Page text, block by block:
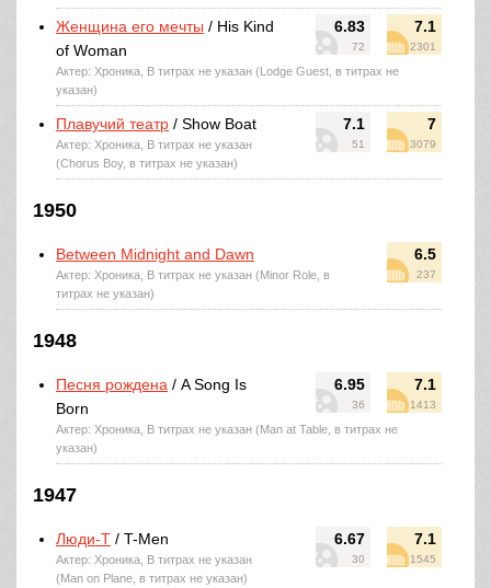
6.83
72
7.1
2301
Женщина его мечты / His Kind
of Woman
Актер: Хроника, В титрах не указан (Lodge Guest, в титрах не
указан)
7.1
51
7
3079
Плавучий театр / Show Boat
Актер: Хроника, В титрах не указан
(Chorus Boy, в титрах не указан)
1950
6.5
237
Between Midnight and Dawn
Актер: Хроника, В титрах не указан (Minor Role, в
титрах не указан)
1948
6.95
36
7.1
1413
Песня рождена / A Song Is
Born
Актер: Хроника, В титрах не указан (Man at Table, в титрах не
указан)
1947
6.67
30
7.1
1545
Люди-Т / T-Men
Актер: Хроника, В титрах не указан
(Man on Plane, в титрах не указан)